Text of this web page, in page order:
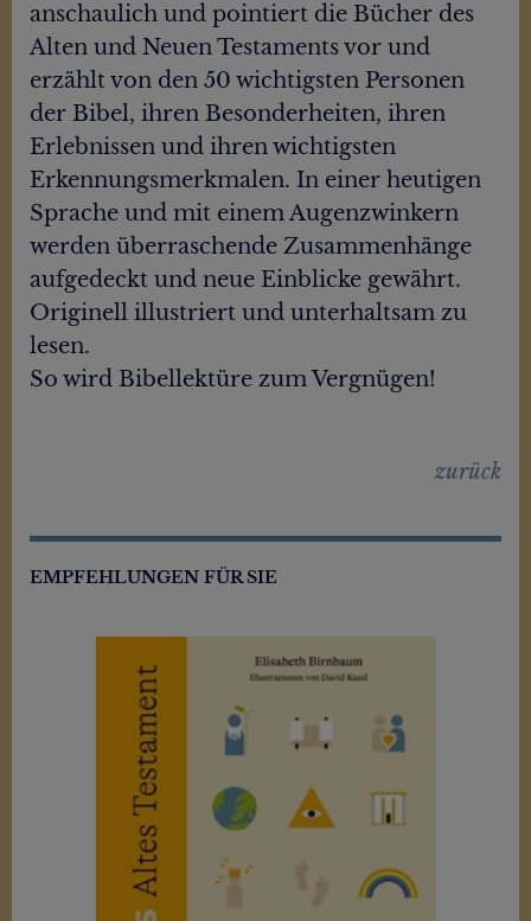
anschaulich und pointiert die Bücher des
Alten und Neuen Testaments vor und
erzählt von den 50 wichtigsten Personen
der Bibel, ihren Besonderheiten, ihren
Erlebnissen und ihren wichtigsten
Erkennungsmerkmalen. In einer heutigen
Sprache und mit einem Augenzwinkern
werden überraschende Zusammenhänge
aufgedeckt und neue Einblicke gewährt.
Originell illustriert und unterhaltsam zu
lesen.
So wird Bibellektüre zum Vergnügen!
zurück
EMPFEHLUNGEN FÜR SIE